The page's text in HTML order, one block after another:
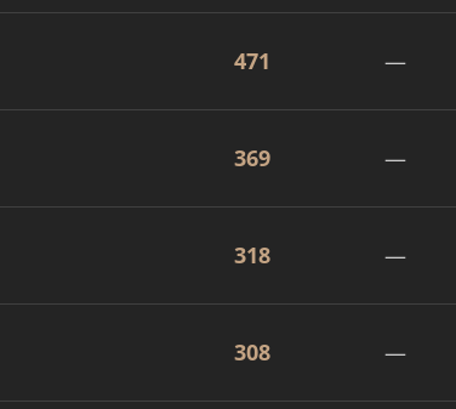
471 —
369 —
318 —
308 —